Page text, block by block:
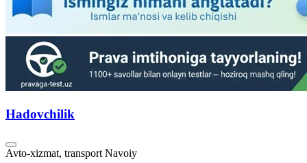
Hadovchilik
Avto-xizmat, transport Navoiy